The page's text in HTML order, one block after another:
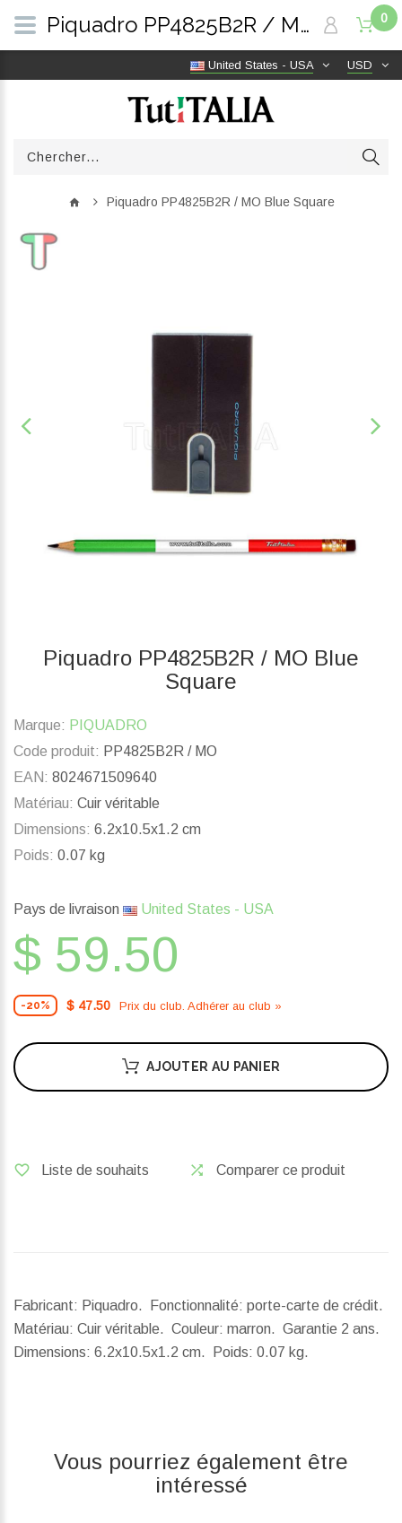
USD
United States - USA
0
Piquadro PP4825B2R / MO Blue Square
Piquadro PP4825B2R / MO Blue
Square
Marque: PIQUADRO
Code produit: PP4825B2R / MO
EAN: 8024671509640
Matériau: Cuir véritable
Dimensions: 6.2x10.5x1.2 cm
Poids: 0.07 kg
Pays de livraison United States - USA
$ 59.50
-20% $ 47.50 Prix ​​du club. Adhérer au club »
AJOUTER AU PANIER
Liste de souhaits Comparer ce produit
Fabricant: Piquadro. Fonctionnalité: porte-carte de crédit.
Matériau: Cuir véritable. Couleur: marron. Garantie 2 ans.
Dimensions: 6.2x10.5x1.2 cm. Poids: 0.07 kg.
Vous pourriez également être
intéressé
Piquadro PP4825B2R / MO Blue Square | TutITALIA